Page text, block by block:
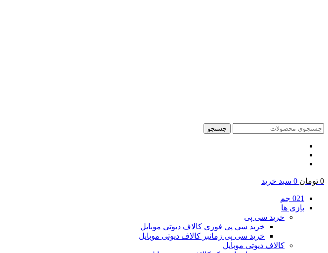
جستجو
0 تومان 0 سبد خرید
021 جم
بازی ها
خرید سی پی
خرید سی پی فوری کالاف دیوتی موبایل
خرید سی پی زمانبر کالاف دیوتی موبایل
کالاف دیوتی موبایل